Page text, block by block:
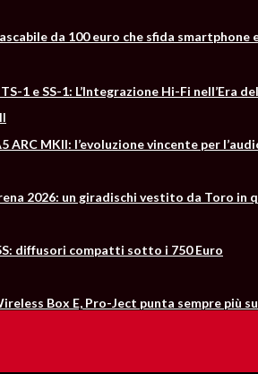
da 100 euro che sfida smartphone
1 e SS-1: L’Integrazione Hi-Fi nell’Era
ARC MKII: l’evoluzione vincente per
2026: un giradischi vestito da Toro in
diffusori compatti sotto i 750 Euro
Box E, Pro-Ject punta sempre più